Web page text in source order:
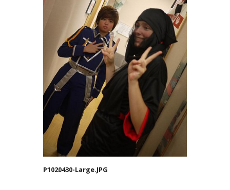
P1020430-Large.JPG